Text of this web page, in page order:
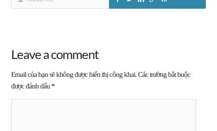
Leave a comment
Email của bạn sẽ không được hiển thị công khai.Các trường bắt buộc
được đánh dấu *